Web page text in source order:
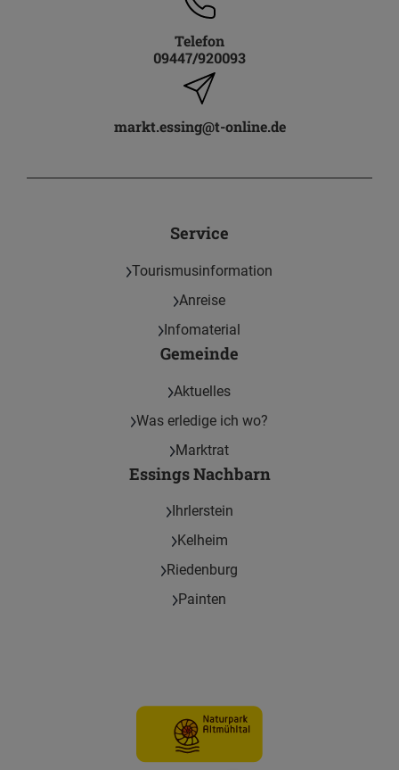
Telefon
09447/920093
markt.essing@t-online.de
Service
Tourismusinformation
Anreise
Infomaterial
Gemeinde
Aktuelles
Was erledige ich wo?
Marktrat
Essings Nachbarn
Ihrlerstein
Kelheim
Riedenburg
Painten